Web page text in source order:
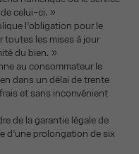
celui-ci. »
l’obligation pour le
toutes les mises à jour
du bien. »
au consommateur le
dans un délai de trente
et sans inconvénient
de la garantie légale de
d’une prolongation de six